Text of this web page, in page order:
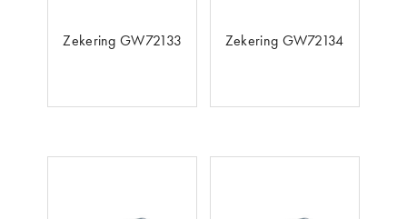
Zekering GW72133 Zekering GW72134